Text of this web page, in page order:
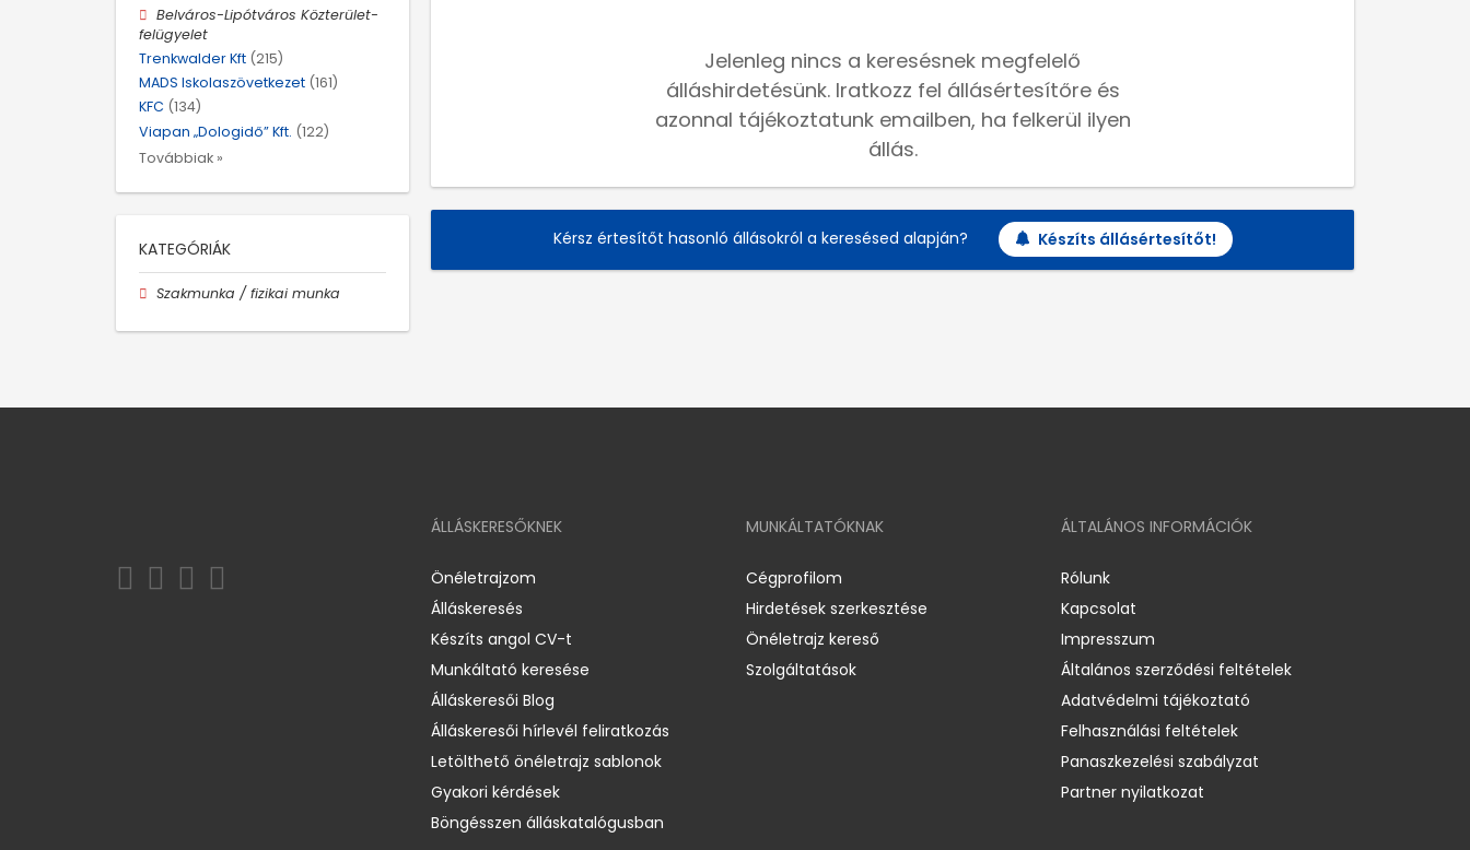
Jelenleg nincs a keresésnek megfelelő
álláshirdetésünk. Iratkozz fel állásértesítőre és
azonnal tájékoztatunk emailben, ha felkerül ilyen
állás.
Kérsz értesítőt hasonló állásokról a keresésed alapján? Készíts állásértesítőt!
Belváros-Lipótváros Közterület-
felügyelet
Trenkwalder Kft (215)
MADS Iskolaszövetkezet (161)
KFC (134)
Viapan „Dologidő” Kft. (122)
Továbbiak »
KATEGÓRIÁK
Szakmunka / fizikai munka
ÁLLÁSKERESŐKNEK
Önéletrajzom
Álláskeresés
Készíts angol CV-t
Munkáltató keresése
Álláskeresői Blog
Álláskeresői hírlevél feliratkozás
Letölthető önéletrajz sablonok
Gyakori kérdések
Böngésszen álláskatalógusban
MUNKÁLTATÓKNAK
Cégprofilom
Hirdetések szerkesztése
Önéletrajz kereső
Szolgáltatások
ÁLTALÁNOS INFORMÁCIÓK
Rólunk
Kapcsolat
Impresszum
Általános szerződési feltételek
Adatvédelmi tájékoztató
Felhasználási feltételek
Panaszkezelési szabályzat
Partner nyilatkozat